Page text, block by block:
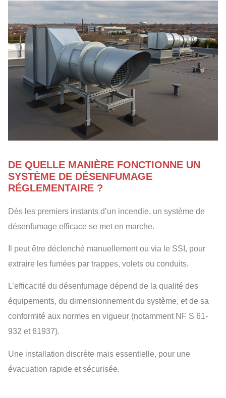
DE QUELLE MANIÈRE FONCTIONNE UN
SYSTÈME DE DÉSENFUMAGE
RÉGLEMENTAIRE ?
Dès les premiers instants d’un incendie, un système de
désenfumage efficace se met en marche.
Il peut être déclenché manuellement ou via le SSI, pour
extraire les fumées par trappes, volets ou conduits.
L’efficacité du désenfumage dépend de la qualité des
équipements, du dimensionnement du système, et de sa
conformité aux normes en vigueur (notamment NF S 61-
932 et 61937).
Une installation discrète mais essentielle, pour une
évacuation rapide et sécurisée.